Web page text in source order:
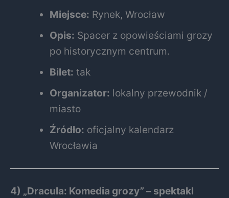
Miejsce: Rynek, Wrocław
Opis: Spacer z opowieściami grozy
po historycznym centrum.
Bilet: tak
Organizator: lokalny przewodnik /
miasto
Źródło: oficjalny kalendarz
Wrocławia
4) „Dracula: Komedia grozy” – spektakl